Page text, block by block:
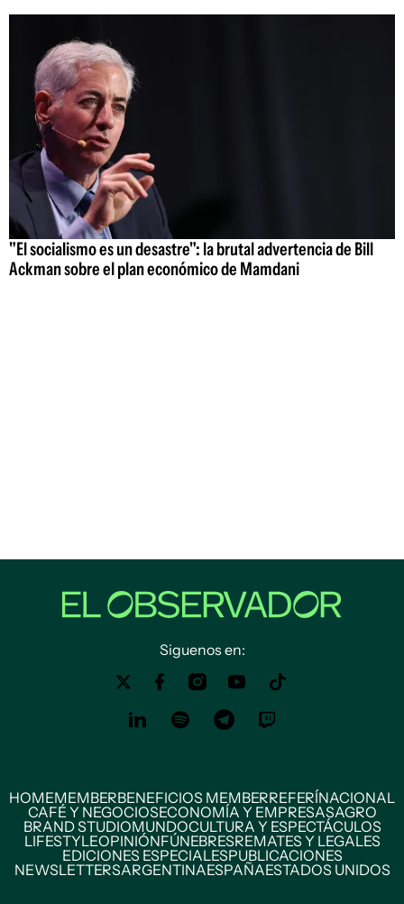
"El socialismo es un desastre": la brutal advertencia de Bill
Ackman sobre el plan económico de Mamdani
Siguenos en:
HOMEMEMBERBENEFICIOS MEMBERREFERÍNACIONAL
CAFÉ Y NEGOCIOSECONOMÍA Y EMPRESASAGRO
BRAND STUDIOMUNDOCULTURA Y ESPECTÁCULOS
LIFESTYLEOPINIÓNFÚNEBRESREMATES Y LEGALES
EDICIONES ESPECIALESPUBLICACIONES
NEWSLETTERSARGENTINAESPAÑAESTADOS UNIDOS